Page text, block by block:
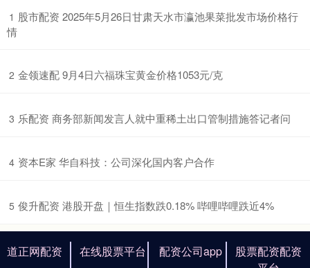
1 ​股市配资 2025年5月26日甘肃天水市瀛池果菜批发市场价格行
情
2 ​金领速配 9月4日六福珠宝黄金价格1053元/克
3 ​乐配资 商务部新闻发言人就中重稀土出口管制措施答记者问
4 ​资本E家 华自科技：公司深化国内客户合作
5 ​俊升配资 港股开盘｜恒生指数跌0.18% 哔哩哔哩跌近4%
道正网配资 在线股票平台 配资公司app
股票配资配资